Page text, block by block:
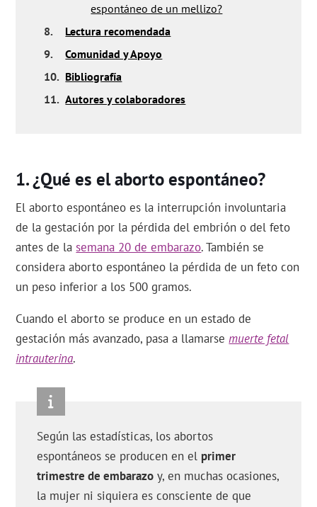
espontáneo de un mellizo?
8.
Lectura recomendada
9.
Comunidad y Apoyo
10. Bibliografía
11. Autores y colaboradores
¿Qué es el aborto espontáneo?
El aborto espontáneo es la interrupción involuntaria
de la gestación por la pérdida del embrión o del feto
antes de lasemana 20 de embarazo. También se
considera aborto espontáneo la pérdida de un feto con
un peso inferior a los 500 gramos.
Cuando el aborto se produce en un estado de
gestación más avanzado, pasa a llamarsemuerte fetal
intrauterina.
Según las estadísticas, los abortos
espontáneos se producen en el primer
trimestre de embarazo y, en muchas ocasiones,
la mujer ni siquiera es consciente de que